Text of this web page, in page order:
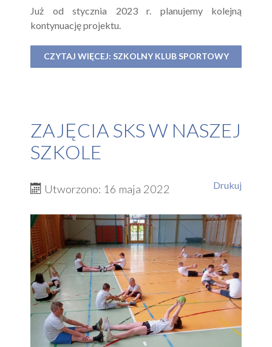
Już od stycznia 2023 r. planujemy kolejną
kontynuację projektu.
CZYTAJ WIĘCEJ: SZKOLNY KLUB SPORTOWY
ZAJĘCIA SKS W NASZEJ
SZKOLE
Drukuj
Utworzono: 16 maja 2022